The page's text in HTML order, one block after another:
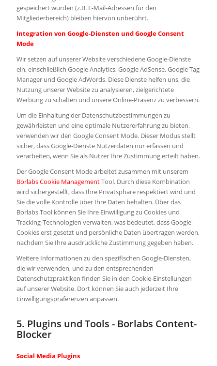
gespeichert wurden (z.B. E-Mail-Adressen für den
Mitgliederbereich) bleiben hiervon unberührt.
Integration von Google-Diensten und Google Consent
Mode
Wir setzen auf unserer Website verschiedene Google-Dienste
ein, einschließlich Google Analytics, Google AdSense, Google Tag
Manager und Google AdWords. Diese Dienste helfen uns, die
Nutzung unserer Website zu analysieren, zielgerichtete
Werbung zu schalten und unsere Online-Präsenz zu verbessern.
Um die Einhaltung der Datenschutzbestimmungen zu
gewährleisten und eine optimale Nutzererfahrung zu bieten,
verwenden wir den Google Consent Mode. Dieser Modus stellt
sicher, dass Google-Dienste Nutzerdaten nur erfassen und
verarbeiten, wenn Sie als Nutzer Ihre Zustimmung erteilt haben.
Der Google Consent Mode arbeitet zusammen mit unserem
Borlabs Cookie ManagementTool. Durch diese Kombination
wird sichergestellt, dass Ihre Privatsphäre respektiert wird und
Sie die volle Kontrolle über Ihre Daten behalten. Über das
Borlabs Tool können Sie Ihre Einwilligung zu Cookies und
Tracking-Technologien verwalten, was bedeutet, dass Google-
Cookies erst gesetzt und persönliche Daten übertragen werden,
nachdem Sie Ihre ausdrückliche Zustimmung gegeben haben.
Weitere Informationen zu den spezifischen Google-Diensten,
die wir verwenden, und zu den entsprechenden
Datenschutzpraktiken finden Sie in den Cookie-Einstellungen
auf unserer Website. Dort können Sie auch jederzeit Ihre
Einwilligungspräferenzen anpassen.
5. Plugins und Tools - Borlabs Content-
Blocker
Social Media Plugins